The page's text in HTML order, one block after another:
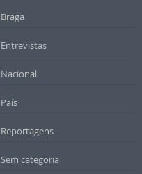
Braga
Entrevistas
Nacional
País
Reportagens
Sem categoria